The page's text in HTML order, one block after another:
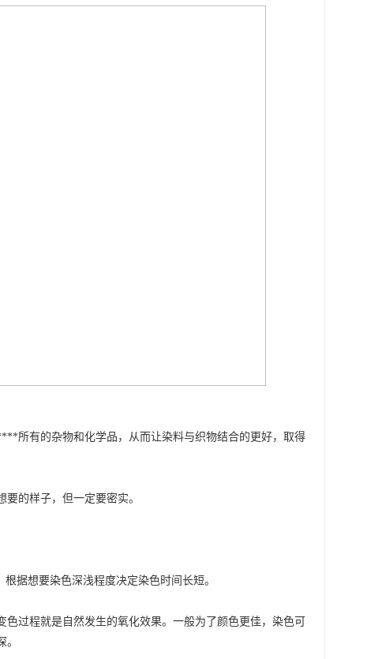
所有的杂物和化学品，从而让染料与织物结合的更好，取得
的样子，但一定要密实。
据想要染色深浅程度决定染色时间长短。
过程就是自然发生的氧化效果。一般为了颜色更佳，染色可